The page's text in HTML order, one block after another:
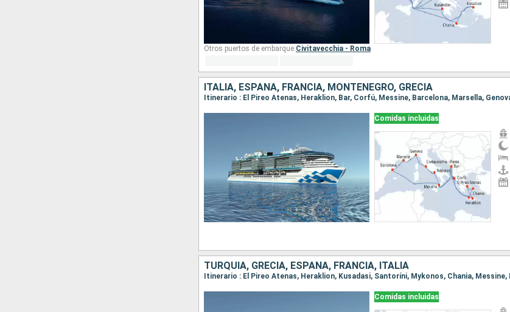
Otros puertos de embarque:Civitavecchia - Roma
ITALIA, ESPAÑA, FRANCIA, MONTENEGRO, GRECIA
Comidas incluidas
TURQUÍA, GRECIA, ESPAÑA, FRANCIA, ITALIA
Comidas incluidas